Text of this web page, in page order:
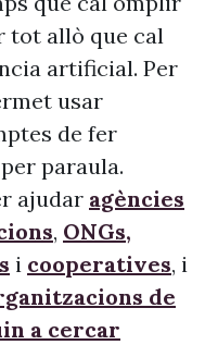
tot allò que cal
artificial. Per
usar
de fer
paraula.
ajudar agències
, ONGs,
i cooperatives, i
de
a cercar